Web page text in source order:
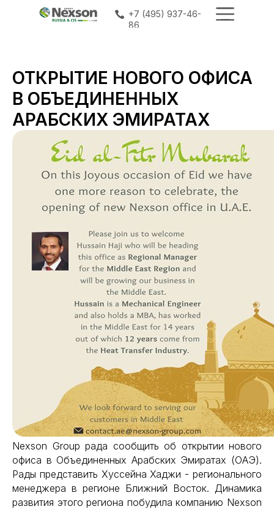
+7 (495) 937-46-
86
+7 (495) 937-46-
86
ОТКРЫТИЕ НОВОГО ОФИСА
В ОБЪЕДИНЕННЫХ
АРАБСКИХ ЭМИРАТАХ
Nexson Group рада сообщить об открытии нового
офиса в Объединенных Арабских Эмиратах (ОАЭ).
Рады представить Хуссейна Хаджи - регионального
менеджера в регионе Ближний Восток. Динамика
развития этого региона побудила компанию Nexson